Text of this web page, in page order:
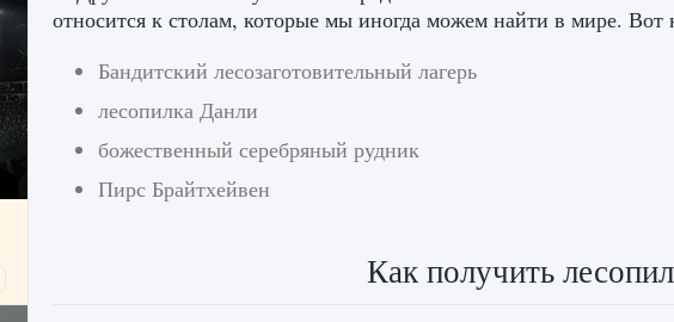
относится к столам, которые мы иногда можем найти в мире. Вот
Бандитский лесозаготовительный лагерь
лесопилка Данли
божественный серебряный рудник
Пирс Брайтхейвен
Как получить